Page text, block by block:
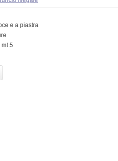
e a piastra
5